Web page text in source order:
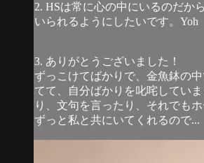
2. HSは常に心の中にいるのだか
いられるようにしたいです。Yoh
3. ありがとうございました！
ずっこけてばかりで、金魚鉢の
てて、自分ばかりを叱咤してい
り、文句を言ったり、それでも
ずっと私と共にいてくれるので...